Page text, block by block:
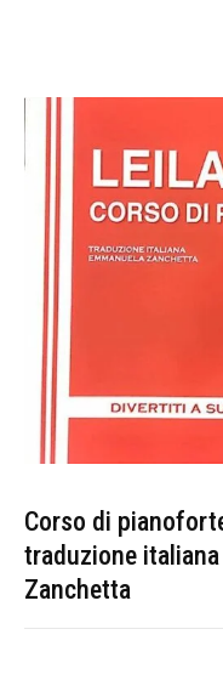
Corso di
traduzione
Zanchetta